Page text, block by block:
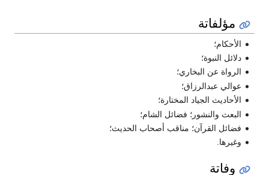
مؤلفاتة
الأحكام؛
دلائل النبوة؛
الرواة عن البخاري؛
عوالي عبدالرزاق؛
الأحاديث الجياد المختارة؛
البعث والنشور؛ فضائل الشام؛
فضائل القرآن؛ مناقب أصحاب الحديث؛
وغيرها.
وفاتة